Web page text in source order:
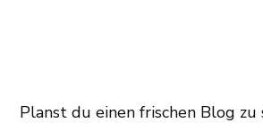
Planst du einen frischen Blog